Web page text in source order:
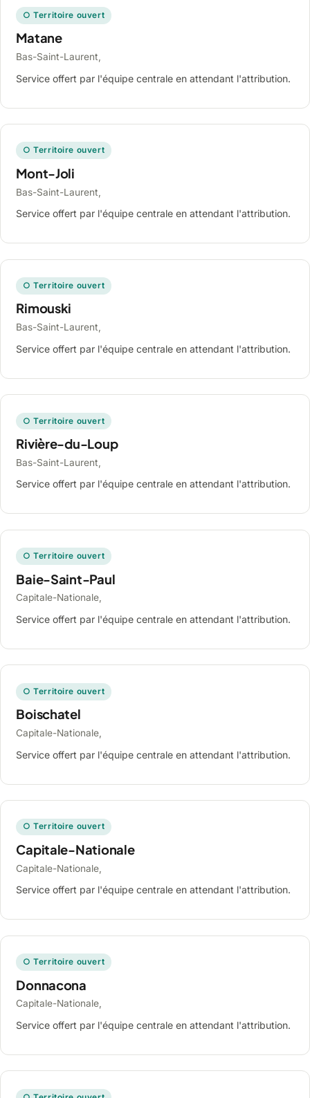
○ Territoire ouvert
Matane
Bas-Saint-Laurent,
Service offert par l'équipe centrale en attendant l'attribution.
○ Territoire ouvert
Mont-Joli
Bas-Saint-Laurent,
Service offert par l'équipe centrale en attendant l'attribution.
○ Territoire ouvert
Rimouski
Bas-Saint-Laurent,
Service offert par l'équipe centrale en attendant l'attribution.
○ Territoire ouvert
Rivière-du-Loup
Bas-Saint-Laurent,
Service offert par l'équipe centrale en attendant l'attribution.
○ Territoire ouvert
Baie-Saint-Paul
Capitale-Nationale,
Service offert par l'équipe centrale en attendant l'attribution.
○ Territoire ouvert
Boischatel
Capitale-Nationale,
Service offert par l'équipe centrale en attendant l'attribution.
○ Territoire ouvert
Capitale-Nationale
Capitale-Nationale,
Service offert par l'équipe centrale en attendant l'attribution.
○ Territoire ouvert
Donnacona
Capitale-Nationale,
Service offert par l'équipe centrale en attendant l'attribution.